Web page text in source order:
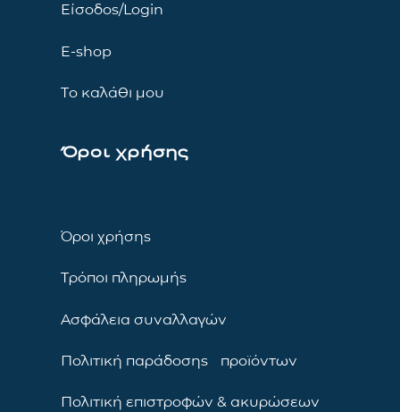
Είσοδος/Login
E-shop
Το καλάθι μου
Όροι χρήσης
Όροι χρήσης
Τρόποι πληρωμής
Ασφάλεια συναλλαγών
Πολιτική παράδοσης προϊόντων
Πολιτική επιστροφών & ακυρώσεων